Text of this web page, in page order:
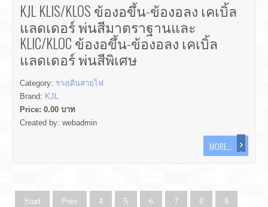
KJL KLIS/KLOS ข้องอขึ้น-ข้องอลง เคเบิ้ล
แลดเดอร์ พ่นสีมาตราฐานและ
KLIC/KLOC ข้องอขึ้น-ข้องอลง เคเบิ้ล
แลดเดอร์ พ่นสีพิเศษ
Category: รางเดินสายไฟ
Brand: KJL
Price: 0.00 บาท
Created by: webadmin
MORE...
Start Prev 4 5 6 7 8 9